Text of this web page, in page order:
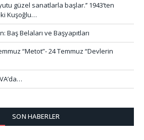
güzel sanatlarla başlar.’’ 1943’ten
Kuşoğlu…
Baş Belaları ve Başyapıtları
“Metot”- 24 Temmuz “Devlerin
SON HABERLER